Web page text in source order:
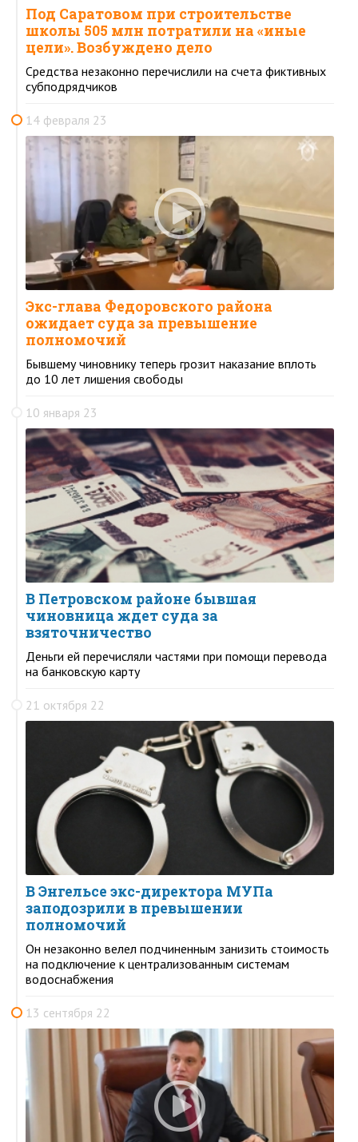
Под Саратовом при строительстве
школы 505 млн потратили на «иные
цели». Возбуждено дело
Средства незаконно перечислили на счета фиктивных
субподрядчиков
14 февраля 23
Экс-глава Федоровского района
ожидает суда за превышение
полномочий
Бывшему чиновнику теперь грозит наказание вплоть
до 10 лет лишения свободы
10 января 23
В Петровском районе бывшая
чиновница ждет суда за
взяточничество
Деньги ей перечисляли частями при помощи перевода
на банковскую карту
21 октября 22
В Энгельсе экс-директора МУПа
заподозрили в превышении
полномочий
Он незаконно велел подчиненным занизить стоимость
на подключение к централизованным системам
водоснабжения
13 сентября 22